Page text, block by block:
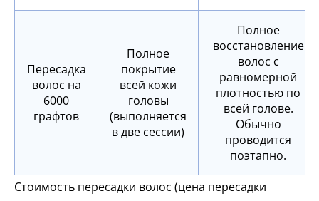
Пересадка
волос на
6000
графтов
Полное
покрытие
всей кожи
головы
(выполняется
в две сессии)
Полное
восстановление
волос с
равномерной
плотностью по
всей голове.
Обычно
проводится
поэтапно.
Стоимость пересадки волос (цена пересадки